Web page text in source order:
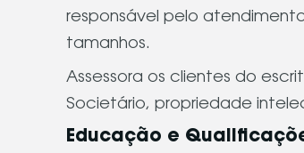
responsável pelo
tamanhos.
Assessora os clientes do
Societário, propriedade
Educação e